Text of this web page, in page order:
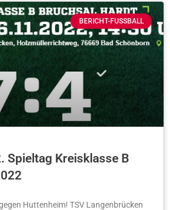
BERICHT-FUSSBALL
Spieltag Kreisklasse B
Huttenheim! TSV Langenbrücken